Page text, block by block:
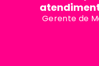
Gerente de